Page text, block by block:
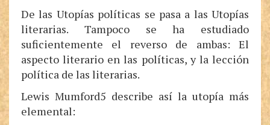
De las Utopías políticas se pasa a las Utopías
literarias. Tampoco se ha estudiado
suficientemente el reverso de ambas: El
aspecto literario en las políticas, y la lección
política de las literarias.
Lewis Mumford5 describe así la utopía más
elemental: